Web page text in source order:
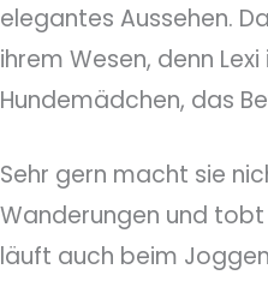
elegantes Aussehen.
ihrem Wesen, denn
Hundemädchen, das
Sehr gern macht sie
Wanderungen und
läuft auch beim